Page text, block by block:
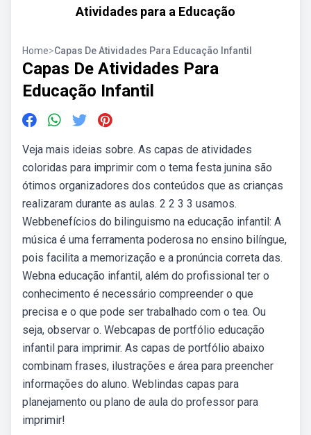
Atividades para a Educação
Home>Capas De Atividades Para Educação Infantil
Capas De Atividades Para
Educação Infantil
Veja mais ideias sobre. As capas de atividades
coloridas para imprimir com o tema festa junina são
ótimos organizadores dos conteúdos que as crianças
realizaram durante as aulas. 2 2 3 3 usamos.
Webbenefícios do bilinguismo na educação infantil: A
música é uma ferramenta poderosa no ensino bilíngue,
pois facilita a memorização e a pronúncia correta das.
Webna educação infantil, além do profissional ter o
conhecimento é necessário compreender o que
precisa e o que pode ser trabalhado com o tea. Ou
seja, observar o. Webcapas de portfólio educação
infantil para imprimir. As capas de portfólio abaixo
combinam frases, ilustrações e área para preencher
informações do aluno. Weblindas capas para
planejamento ou plano de aula do professor para
imprimir!